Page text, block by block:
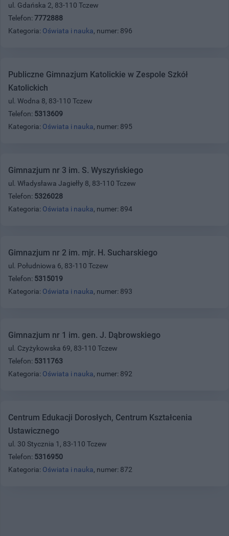
ul. Gdańska 2, 83-110 Tczew
Telefon: 7772888
Kategoria: Oświata i nauka, numer: 896
Publiczne Gimnazjum Katolickie w Zespole Szkół
Katolickich
ul. Wodna 8, 83-110 Tczew
Telefon: 5313609
Kategoria: Oświata i nauka, numer: 895
Gimnazjum nr 3 im. S. Wyszyńskiego
ul. Władysława Jagiełły 8, 83-110 Tczew
Telefon: 5326028
Kategoria: Oświata i nauka, numer: 894
Gimnazjum nr 2 im. mjr. H. Sucharskiego
ul. Południowa 6, 83-110 Tczew
Telefon: 5315019
Kategoria: Oświata i nauka, numer: 893
Gimnazjum nr 1 im. gen. J. Dąbrowskiego
ul. Czyżykowska 69, 83-110 Tczew
Telefon: 5311763
Kategoria: Oświata i nauka, numer: 892
Centrum Edukacji Dorosłych, Centrum Kształcenia
Ustawicznego
ul. 30 Stycznia 1, 83-110 Tczew
Telefon: 5316950
Kategoria: Oświata i nauka, numer: 872